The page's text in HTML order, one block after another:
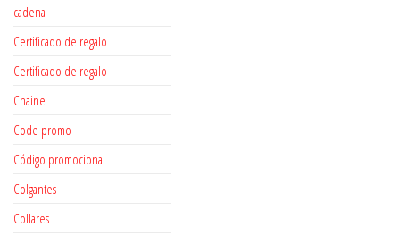
cadena
Certificado de regalo
Certificado de regalo
Chaine
Code promo
Código promocional
Colgantes
Collares